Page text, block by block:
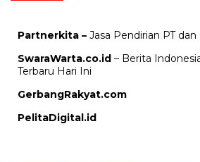
Partnerkita – Jasa Pendirian PT
SwaraWarta.co.id – Berita
Terbaru Hari Ini
GerbangRakyat.com
PelitaDigital.id